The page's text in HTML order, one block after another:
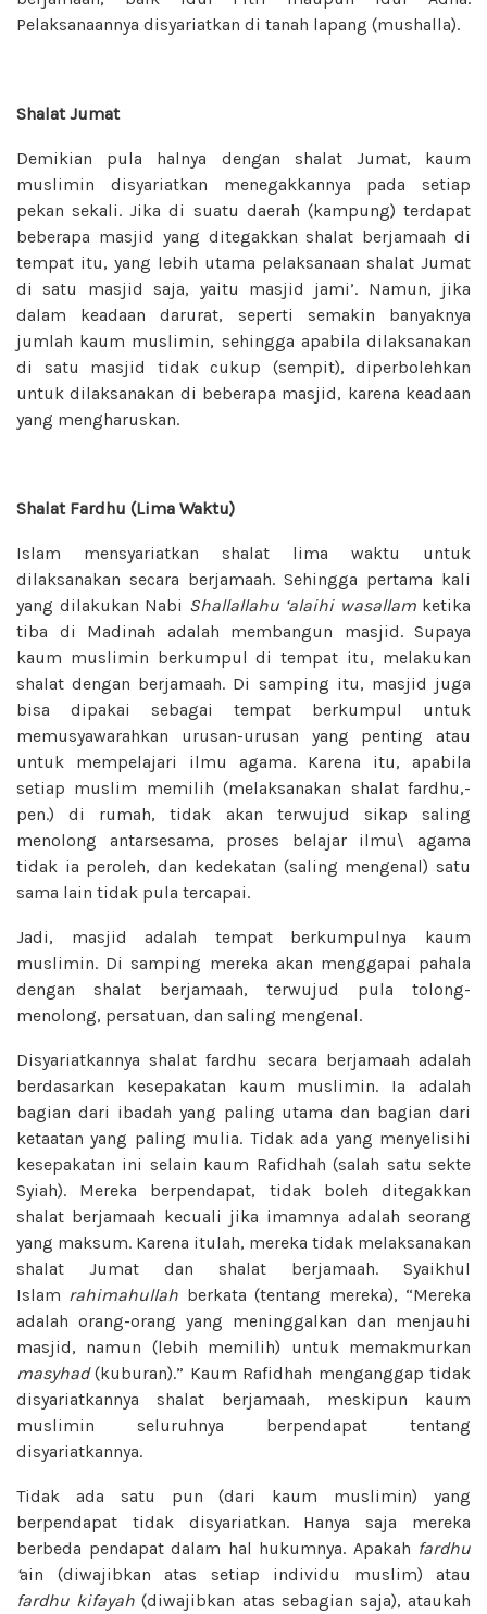
Pelaksanaannya disyariatkan di tanah lapang (mushalla).
Shalat Jumat
Demikian pula halnya dengan shalat Jumat, kaum
muslimin disyariatkan menegakkannya pada setiap
pekan sekali. Jika di suatu daerah (kampung) terdapat
beberapa masjid yang ditegakkan shalat berjamaah di
tempat itu, yang lebih utama pelaksanaan shalat Jumat
di satu masjid saja, yaitu masjid jami’. Namun, jika
dalam keadaan darurat, seperti semakin banyaknya
jumlah kaum muslimin, sehingga apabila dilaksanakan
di satu masjid tidak cukup (sempit), diperbolehkan
untuk dilaksanakan di beberapa masjid, karena keadaan
yang mengharuskan.
Shalat Fardhu (Lima Waktu)
Islam mensyariatkan shalat lima waktu untuk
dilaksanakan secara berjamaah. Sehingga pertama kali
yang dilakukan Nabi Shallallahu ‘alaihi wasallamketika
tiba di Madinah adalah membangun masjid. Supaya
kaum muslimin berkumpul di tempat itu, melakukan
shalat dengan berjamaah. Di samping itu, masjid juga
bisa dipakai sebagai tempat berkumpul untuk
memusyawarahkan urusan-urusan yang penting atau
untuk mempelajari ilmu agama. Karena itu, apabila
setiap muslim memilih (melaksanakan shalat fardhu,-
pen.) di rumah, tidak akan terwujud sikap saling
menolong antarsesama, proses belajar ilmu\ agama
tidak ia peroleh, dan kedekatan (saling mengenal) satu
sama lain tidak pula tercapai.
Jadi, masjid adalah tempat berkumpulnya kaum
muslimin. Di samping mereka akan menggapai pahala
dengan shalat berjamaah, terwujud pula tolong-
menolong, persatuan, dan saling mengenal.
Disyariatkannya shalat fardhu secara berjamaah adalah
berdasarkan kesepakatan kaum muslimin. Ia adalah
bagian dari ibadah yang paling utama dan bagian dari
ketaatan yang paling mulia. Tidak ada yang menyelisihi
kesepakatan ini selain kaum Rafidhah (salah satu sekte
Syiah). Mereka berpendapat, tidak boleh ditegakkan
shalat berjamaah kecuali jika imamnya adalah seorang
yang maksum. Karena itulah, mereka tidak melaksanakan
shalat Jumat dan shalat berjamaah. Syaikhul
Islam rahimahullah berkata (tentang mereka), “Mereka
adalah orang-orang yang meninggalkan dan menjauhi
masjid, namun (lebih memilih) untuk memakmurkan
masyhad(kuburan).” Kaum Rafidhah menganggap tidak
disyariatkannya shalat berjamaah, meskipun kaum
muslimin seluruhnya berpendapat tentang
disyariatkannya.
Tidak ada satu pun (dari kaum muslimin) yang
berpendapat tidak disyariatkan. Hanya saja mereka
berbeda pendapat dalam hal hukumnya. Apakah fardhu
‘ain (diwajibkan atas setiap individu muslim) atau
fardhu kifayah(diwajibkan atas sebagian saja), ataukah